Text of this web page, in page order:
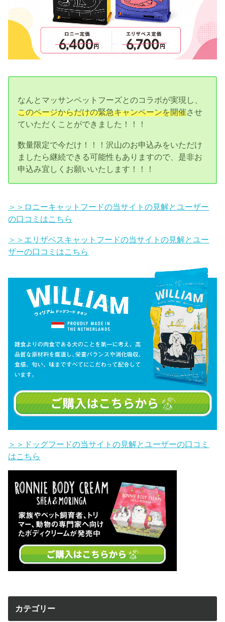
なんとマッサンペットフーズとのコラボが実現し、
このページからだけの緊急キャンペーンを開催させ
ていただくことができました！！！
数量限定で今だけ！！！沢山のお申込みをいただけ
ましたら継続できる可能性もありますので、是非お
申込み宜しくお願いいたします！！！
＞＞ロニーキャットフードの当サイトの見解とユーザー
の口コミはこちら
＞＞エリザベスキャットフードの当サイトの見解とユー
ザーの口コミはこちら
＞＞ドッグフードの当サイトの見解とユーザーの口コミ
はこちら
カテゴリー